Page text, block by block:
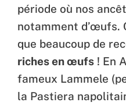
période où nos
notamment d’œufs.
que beaucoup de
riches en œufs ! En
fameux Lammele
la Pastiera